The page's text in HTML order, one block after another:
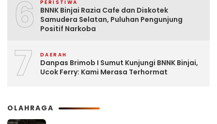
6 PERISTIWA
BNNK Binjai Razia Cafe dan Diskotek
Samudera Selatan, Puluhan Pengunjung
Positif Narkoba
7 DAERAH
Danpas Brimob I Sumut Kunjungi BNNK Binjai,
Ucok Ferry: Kami Merasa Terhormat
OLAHRAGA